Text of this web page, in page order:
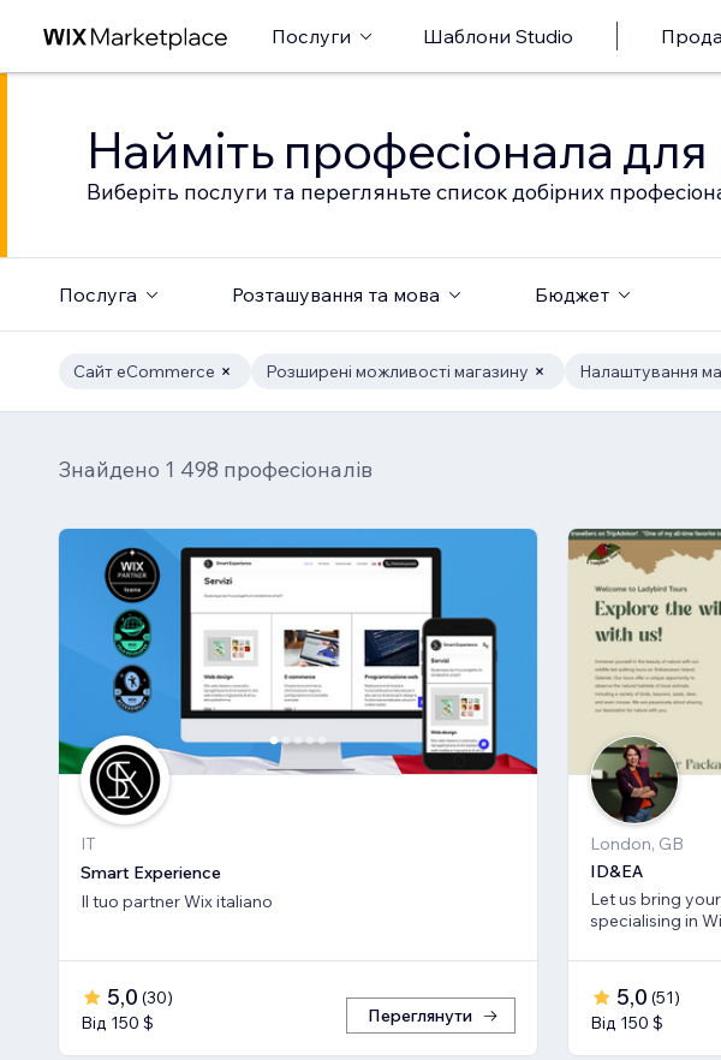
Послуги Шаблони Studio
Найміть професіонала
Виберіть послуги та перегляньте список добірних
Послуга Розташування та мова Бюджет
Сайт eCommerce Розширені можливості магазину Налаштування
Знайдено 1 498 професіоналів
IT
Smart Experience
Il tuo partner Wix italiano
5,0 (30)
Від 150 $
Переглянути
London, GB
ID&EA
Let us bring
specialising in
5,0 (51)
Від 150 $